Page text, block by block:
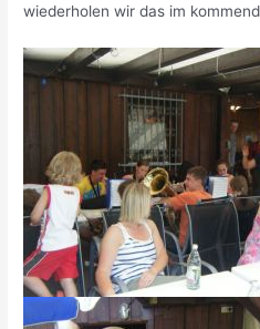
wiederholen wir das im